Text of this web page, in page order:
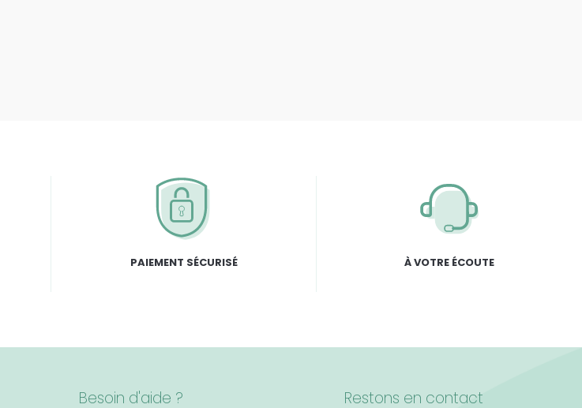
PAIEMENT SÉCURISÉ À VOTRE ÉCOUTE
Restons en contact
Besoin d'aide ?